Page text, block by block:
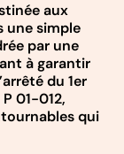
aux
une simple
par une
à garantir
du 1er
01-012,
qui